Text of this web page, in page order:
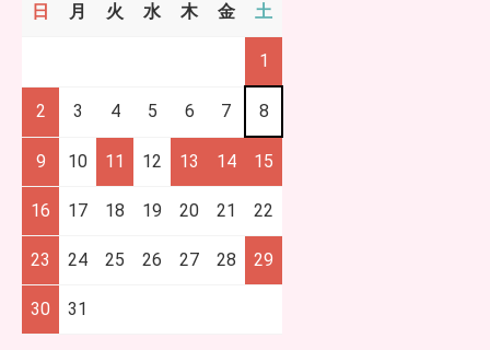
日 月 火 水 木 金 土
1
2 3 4 5 6 7 8
9 10 11 12 13 14 15
16 17 18 19 20 21 22
23 24 25 26 27 28 29
30 31